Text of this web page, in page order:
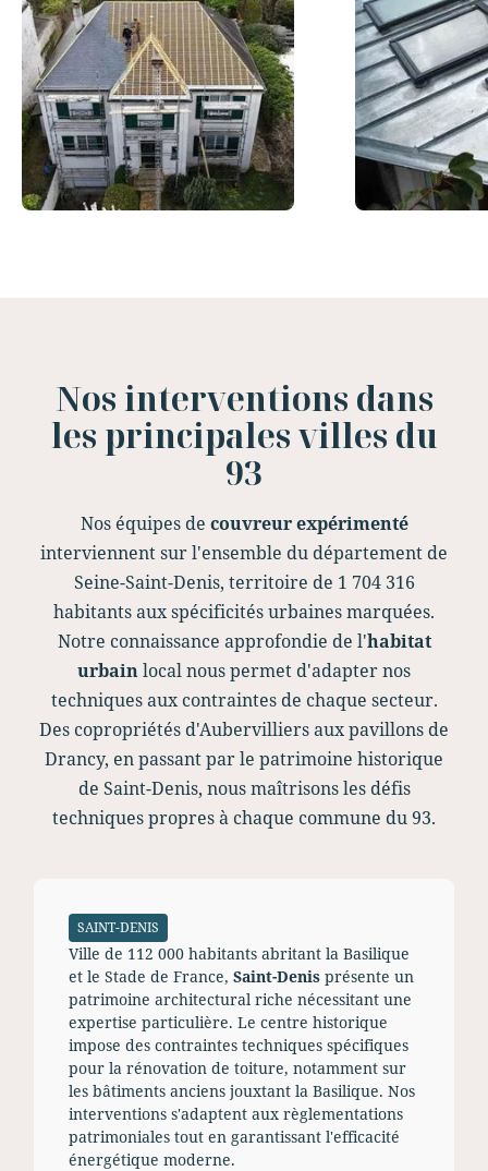
Nos interventions dans
les principales villes du
93
Nos équipes de couvreur expérimenté
interviennent sur l'ensemble du département de
Seine-Saint-Denis, territoire de 1 704 316
habitants aux spécificités urbaines marquées.
Notre connaissance approfondie de l'habitat
urbainlocal nous permet d'adapter nos
techniques aux contraintes de chaque secteur.
Des copropriétés d'Aubervilliers aux pavillons de
Drancy, en passant par le patrimoine historique
de Saint-Denis, nous maîtrisons les défis
techniques propres à chaque commune du 93.
SAINT-DENIS
Ville de 112 000 habitants abritant la Basilique
et le Stade de France, Saint-Denis présente un
patrimoine architectural riche nécessitant une
expertise particulière. Le centre historique
impose des contraintes techniques spécifiques
pour la rénovation de toiture, notamment sur
les bâtiments anciens jouxtant la Basilique. Nos
interventions s'adaptent aux règlementations
patrimoniales tout en garantissant l'efficacité
énergétique moderne.